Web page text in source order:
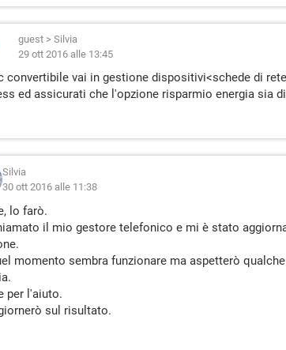
guest > Silvia
29 ott 2016 alle 13:45
convertibile vai in gestione dispositivi<schede di
ed assicurati che l'opzione risparmio energia sia
Silvia
30 ott 2016 alle 11:38
lo farò.
il mio gestore telefonico e mi è stato
momento sembra funzionare ma aspetterò
per l'aiuto.
sul risultato.